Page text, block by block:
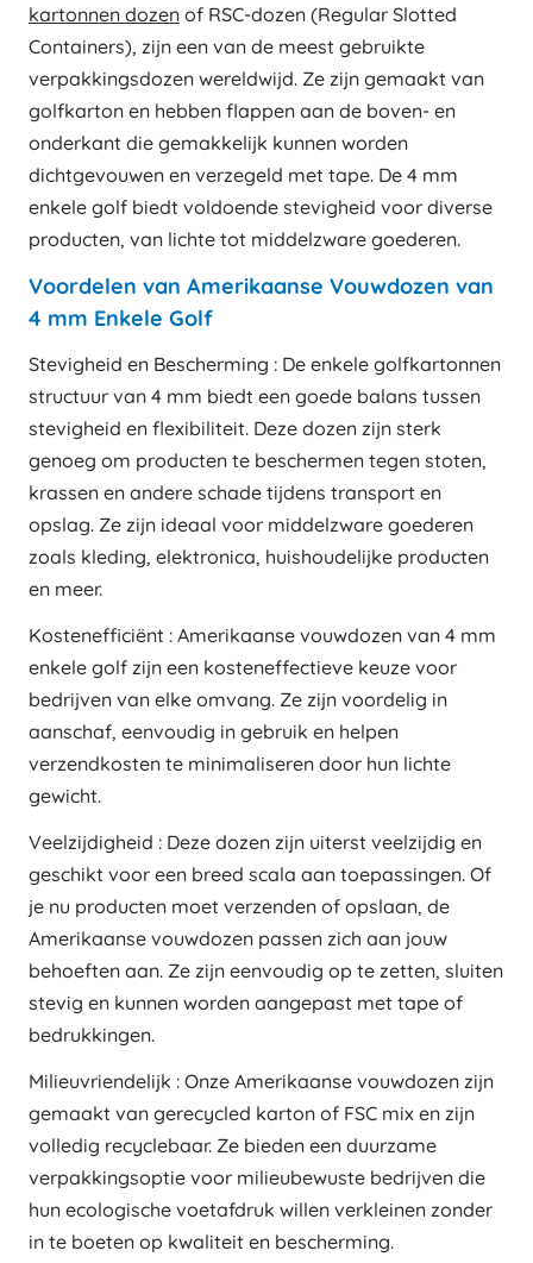
kartonnen dozen of RSC-dozen (Regular Slotted
Containers), zijn een van de meest gebruikte
verpakkingsdozen wereldwijd. Ze zijn gemaakt van
golfkarton en hebben flappen aan de boven- en
onderkant die gemakkelijk kunnen worden
dichtgevouwen en verzegeld met tape. De 4 mm
enkele golf biedt voldoende stevigheid voor diverse
producten, van lichte tot middelzware goederen.
Voordelen van Amerikaanse Vouwdozen van
4 mm Enkele Golf
Stevigheid en Bescherming : De enkele golfkartonnen
structuur van 4 mm biedt een goede balans tussen
stevigheid en flexibiliteit. Deze dozen zijn sterk
genoeg om producten te beschermen tegen stoten,
krassen en andere schade tijdens transport en
opslag. Ze zijn ideaal voor middelzware goederen
zoals kleding, elektronica, huishoudelijke producten
en meer.
Kostenefficiënt : Amerikaanse vouwdozen van 4 mm
enkele golf zijn een kosteneffectieve keuze voor
bedrijven van elke omvang. Ze zijn voordelig in
aanschaf, eenvoudig in gebruik en helpen
verzendkosten te minimaliseren door hun lichte
gewicht.
Veelzijdigheid : Deze dozen zijn uiterst veelzijdig en
geschikt voor een breed scala aan toepassingen. Of
je nu producten moet verzenden of opslaan, de
Amerikaanse vouwdozen passen zich aan jouw
behoeften aan. Ze zijn eenvoudig op te zetten, sluiten
stevig en kunnen worden aangepast met tape of
bedrukkingen.
Milieuvriendelijk : Onze Amerikaanse vouwdozen zijn
gemaakt van gerecycled karton of FSC mix en zijn
volledig recyclebaar. Ze bieden een duurzame
verpakkingsoptie voor milieubewuste bedrijven die
hun ecologische voetafdruk willen verkleinen zonder
in te boeten op kwaliteit en bescherming.